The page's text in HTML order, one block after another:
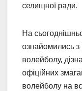
селищної ради.
На
ознайомились з
волейболу,
офіційних
волейболу на